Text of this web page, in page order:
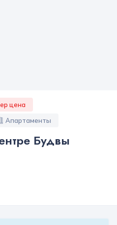
цена
Апартаменты
Будвы